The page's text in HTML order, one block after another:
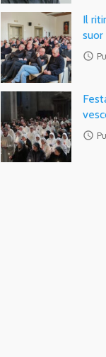
Il
suor
access_time
access_time